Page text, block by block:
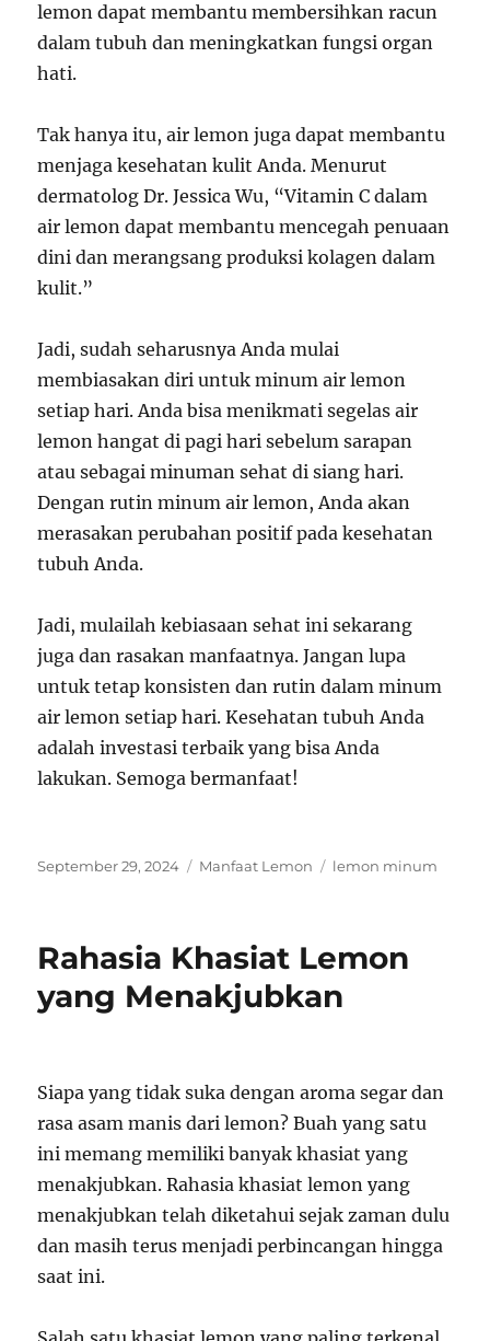
lemon dapat membantu membersihkan racun
dalam tubuh dan meningkatkan fungsi organ
hati.
Tak hanya itu, air lemon juga dapat membantu
menjaga kesehatan kulit Anda. Menurut
dermatolog Dr. Jessica Wu, “Vitamin C dalam
air lemon dapat membantu mencegah penuaan
dini dan merangsang produksi kolagen dalam
kulit.”
Jadi, sudah seharusnya Anda mulai
membiasakan diri untuk minum air lemon
setiap hari. Anda bisa menikmati segelas air
lemon hangat di pagi hari sebelum sarapan
atau sebagai minuman sehat di siang hari.
Dengan rutin minum air lemon, Anda akan
merasakan perubahan positif pada kesehatan
tubuh Anda.
Jadi, mulailah kebiasaan sehat ini sekarang
juga dan rasakan manfaatnya. Jangan lupa
untuk tetap konsisten dan rutin dalam minum
air lemon setiap hari. Kesehatan tubuh Anda
adalah investasi terbaik yang bisa Anda
lakukan. Semoga bermanfaat!
Posted
September 29, 2024 Categories
Manfaat Lemon Tags
lemon minum
Rahasia Khasiat Lemon
yang Menakjubkan
Siapa yang tidak suka dengan aroma segar dan
rasa asam manis dari lemon? Buah yang satu
ini memang memiliki banyak khasiat yang
menakjubkan. Rahasia khasiat lemon yang
menakjubkan telah diketahui sejak zaman dulu
dan masih terus menjadi perbincangan hingga
saat ini.